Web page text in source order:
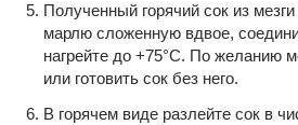
Полученный горячий сок из
марлю сложенную вдвое,
нагрейте до +75°С. По желанию
или готовить сок без него.
В горячем виде разлейте сок в